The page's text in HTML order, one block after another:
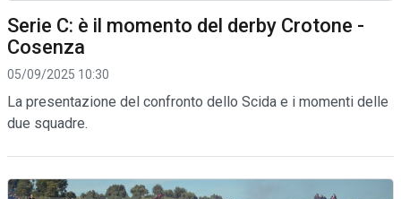
Serie C: è il momento del derby Crotone -
Cosenza
05/09/2025 10:30
La presentazione del confronto dello Scida e i momenti delle
due squadre.